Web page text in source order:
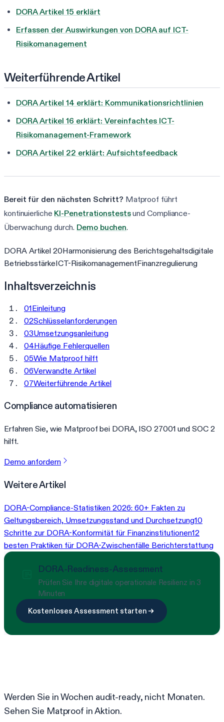
DORA Artikel 15 erklärt
Erfassen der Auswirkungen von DORA auf ICT-
Risikomanagement
Weiterführende Artikel
DORA Artikel 14 erklärt: Kommunikationsrichtlinien
DORA Artikel 16 erklärt: Vereinfachtes ICT-
Risikomanagement-Framework
DORA Artikel 22 erklärt: Aufsichtsfeedback
Bereit für den nächsten Schritt? Matproof führt
kontinuierliche KI-Penetrationstestsund Compliance-
Überwachung durch. Demo buchen.
DORA Artikel 20Harmonisierung des Berichtsgehaltsdigitale
BetriebsstärkeICT-RisikomanagementFinanzregulierung
Inhaltsverzeichnis
01Einleitung
02Schlüsselanforderungen
03Umsetzungsanleitung
04Häufige Fehlerquellen
05Wie Matproof hilft
06Verwandte Artikel
07Weiterführende Artikel
Compliance automatisieren
Erfahren Sie, wie Matproof bei DORA, ISO 27001 und SOC 2
hilft.
Demo anfordern
Weitere Artikel
DORA-Compliance-Statistiken 2026: 60+ Fakten zu
Geltungsbereich, Umsetzungsstand und Durchsetzung10
Schritte zur DORA-Konformität für Finanzinstitutionen12
besten Praktiken für DORA-Zwischenfälle Berichterstattung
DORA-Readiness-Assessment
Prüfen Sie Ihre digitale operationale Resilienz in 3
Minuten
Kostenloses Assessment starten
Werden Sie in Wochen audit-ready, nicht Monaten.
Sehen Sie Matproof in Aktion.